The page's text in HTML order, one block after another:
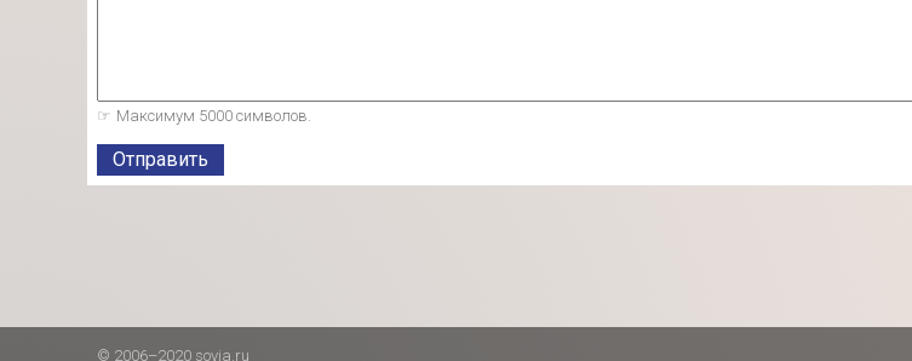
Максимум 5000 символов.
Отправить
© 2006–2020 sovia.ru